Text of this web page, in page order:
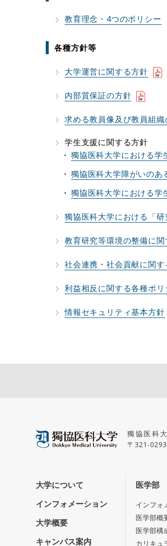
教育理念・4つのポリシー
各種方針等
大学運営に関する方針
内部質保証の方針
求める教員像及び教員組
学生支援に関する方針
獨協医科大学における学
獨協医科大学障がいのあ
獨協医科大学における学
獨協医科大学における「研
教育研究等環境の整備に
社会連携・社会貢献に関す
利益相反に関する各種ポリ
情報セキュリティ基本方針
獨協医科
〒321-
大学について
インフォメーション
大学概要
キャンパス案内
医学部
インフォ
医学部概
医学部構
カリキュ